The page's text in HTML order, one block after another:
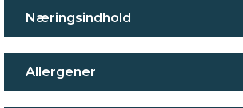
Næringsindhold
Allergener